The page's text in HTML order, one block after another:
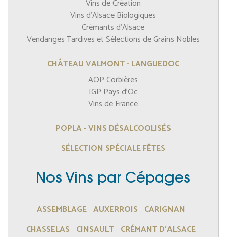
Vins de Création
Vins d'Alsace Biologiques
Crémants d'Alsace
Vendanges Tardives et Sélections de Grains Nobles
CHÂTEAU VALMONT - LANGUEDOC
AOP Corbières
IGP Pays d'Oc
Vins de France
POPLA - VINS DÉSALCOOLISÉS
SÉLECTION SPÉCIALE FÊTES
Nos Vins par Cépages
ASSEMBLAGE AUXERROIS CARIGNAN
CHASSELAS CINSAULT CRÉMANT D'ALSACE